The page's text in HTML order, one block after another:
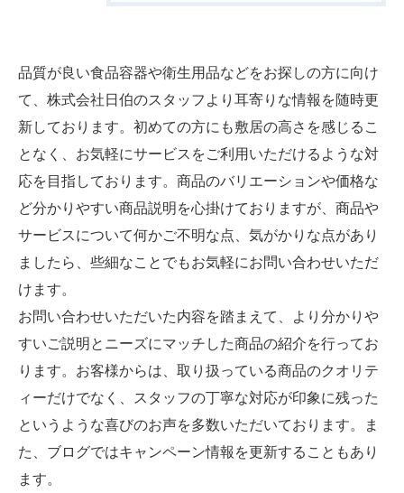
品質が良い食品容器や衛生用品などをお探しの方に向け
て、株式会社日伯のスタッフより耳寄りな情報を随時更
新しております。初めての方にも敷居の高さを感じるこ
となく、お気軽にサービスをご利用いただけるような対
応を目指しております。商品のバリエーションや価格な
ど分かりやすい商品説明を心掛けておりますが、商品や
サービスについて何かご不明な点、気がかりな点があり
ましたら、些細なことでもお気軽にお問い合わせいただ
けます。
お問い合わせいただいた内容を踏まえて、より分かりや
すいご説明とニーズにマッチした商品の紹介を行ってお
ります。お客様からは、取り扱っている商品のクオリテ
ィーだけでなく、スタッフの丁寧な対応が印象に残った
というような喜びのお声を多数いただいております。ま
た、ブログではキャンペーン情報を更新することもあり
ます。